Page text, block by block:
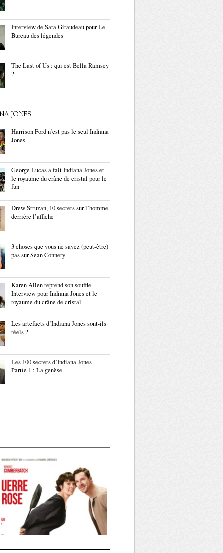
Interview de Sara Giraudeau pour Le
Bureau des légendes
The Last of Us : qui est Bella Ramsey
?
JONES
Harrison Ford n’est pas le seul Indiana
Jones
George Lucas a fait Indiana Jones et
le royaume du crâne de cristal pour le
fun
Drew Struzan, 10 secrets sur l’homme
derrière l’affiche
3 choses que vous ne savez (peut-être)
pas sur Sean Connery
Karen Allen reprend son souffle –
Interview pour Indiana Jones et le
royaume du crâne de cristal
Les artefacts d’Indiana Jones sont-ils
réels ?
Les 100 secrets d’Indiana Jones –
Partie 1 : La genèse